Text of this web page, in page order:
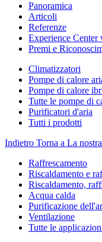
Panoramica
Articoli
Referenze
Experience Center
Premi e
Climatizzatori
Pompe di calore
Pompe di calore
Tutte le pompe di
Purificatori d'aria
Tutti i prodotti
Indietro Torna a La
Raffrescamento
Riscaldamento e
Riscaldamento,
Acqua calda
Purificazione
Ventilazione
Tutte le